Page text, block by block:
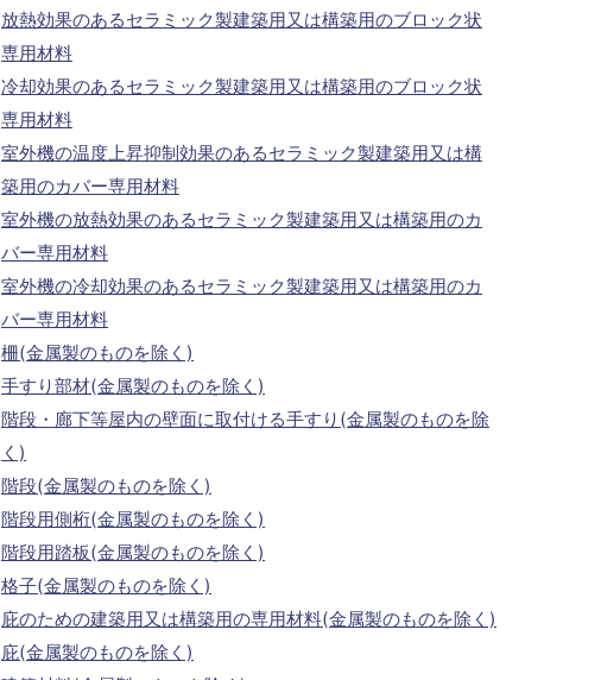
放熱効果のあるセラミック製建築用又は構築用のブロック状
専用材料
冷却効果のあるセラミック製建築用又は構築用のブロック状
専用材料
室外機の温度上昇抑制効果のあるセラミック製建築用又は構
築用のカバー専用材料
室外機の放熱効果のあるセラミック製建築用又は構築用のカ
バー専用材料
室外機の冷却効果のあるセラミック製建築用又は構築用のカ
バー専用材料
柵(金属製のものを除く)
手すり部材(金属製のものを除く)
階段・廊下等屋内の壁面に取付ける手すり(金属製のものを除
く)
階段(金属製のものを除く)
階段用側桁(金属製のものを除く)
階段用踏板(金属製のものを除く)
格子(金属製のものを除く)
庇のための建築用又は構築用の専用材料(金属製のものを除く)
庇(金属製のものを除く)